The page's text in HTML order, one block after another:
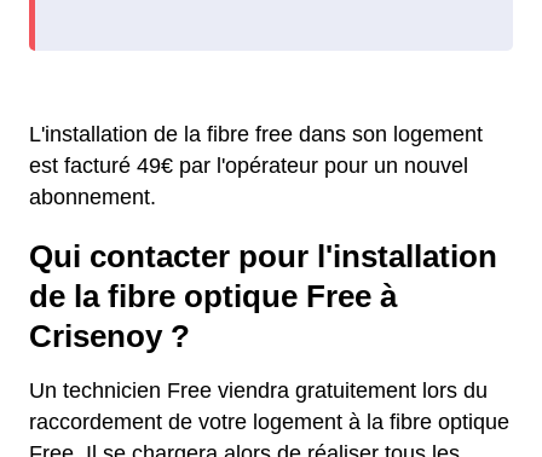
L'installation de la fibre free dans son logement
est facturé 49€ par l'opérateur pour un nouvel
abonnement.
Qui contacter pour l'installation
de la fibre optique Free à
Crisenoy ?
Un technicien Free viendra gratuitement lors du
raccordement de votre logement à la fibre optique